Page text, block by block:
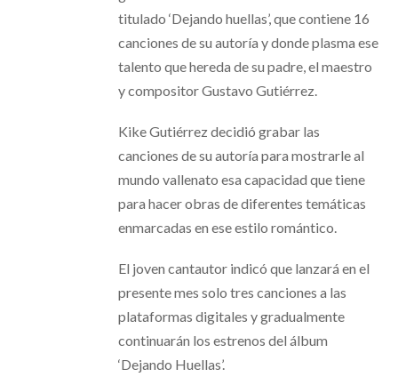
titulado ‘Dejando huellas’, que contiene 16
canciones de su autoría y donde plasma ese
talento que hereda de su padre, el maestro
y compositor Gustavo Gutiérrez.
Kike Gutiérrez decidió grabar las
canciones de su autoría para mostrarle al
mundo vallenato esa capacidad que tiene
para hacer obras de diferentes temáticas
enmarcadas en ese estilo romántico.
El joven cantautor indicó que lanzará en el
presente mes solo tres canciones a las
plataformas digitales y gradualmente
continuarán los estrenos del álbum
‘Dejando Huellas’.